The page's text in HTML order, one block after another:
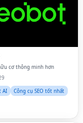
cơ thông minh hơn
AI
Công cụ SEO tốt nhất